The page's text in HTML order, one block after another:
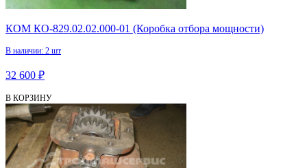
КОМ КО-829.02.02.000-01 (Коробка отбора мощности)
В наличии: 2 шт
32 600 ₽
В КОРЗИНУ